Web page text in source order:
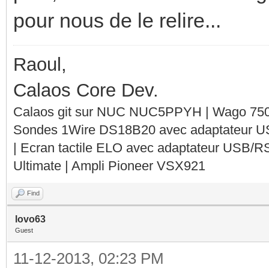
pour nous de le relire...
Raoul,
Calaos Core Dev.
Calaos git sur NUC NUC5PPYH | Wago
Sondes 1Wire DS18B20 avec adaptateur
| Ecran tactile ELO avec adaptateur USB/
Ultimate | Ampli Pioneer VSX921
Find
lovo63
Guest
11-12-2013, 02:23 PM